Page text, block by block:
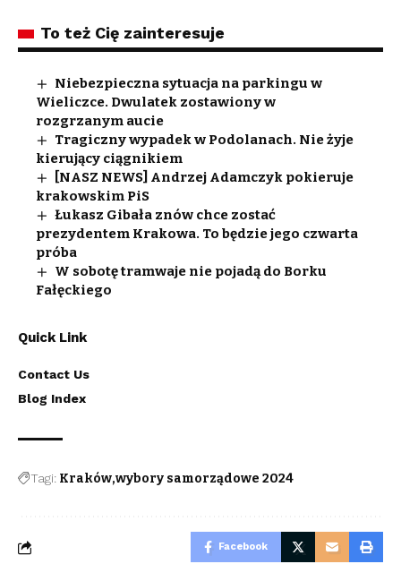
To też Cię zainteresuje
Niebezpieczna sytuacja na parkingu w
Wieliczce. Dwulatek zostawiony w
rozgrzanym aucie
Tragiczny wypadek w Podolanach. Nie żyje
kierujący ciągnikiem
[NASZ NEWS] Andrzej Adamczyk pokieruje
krakowskim PiS
Łukasz Gibała znów chce zostać
prezydentem Krakowa. To będzie jego czwarta
próba
W sobotę tramwaje nie pojadą do Borku
Fałęckiego
Quick Link
Contact Us
Blog Index
Tagi: Kraków wybory samorządowe 2024
Facebook